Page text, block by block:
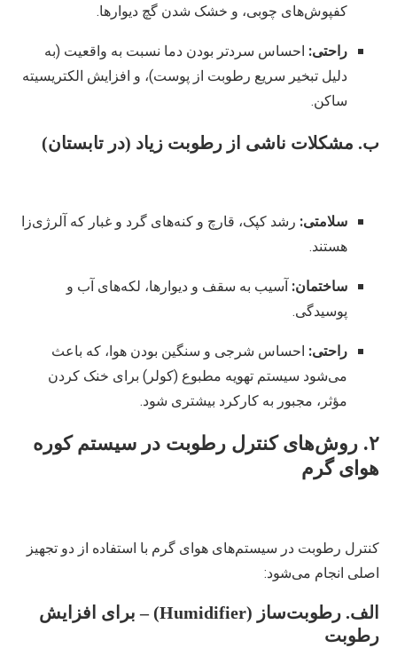
کفپوش‌های چوبی، و خشک شدن گچ دیوارها.
راحتی: احساس سردتر بودن دما نسبت به واقعیت (به
دلیل تبخیر سریع رطوبت از پوست)، و افزایش الکتریسیته
ساکن.
ب. مشکلات ناشی از رطوبت زیاد (در تابستان)
سلامتی: رشد کپک، قارچ و کنه‌های گرد و غبار که آلرژی‌زا
هستند.
ساختمان: آسیب به سقف و دیوارها، لکه‌های آب و
پوسیدگی.
راحتی: احساس شرجی و سنگین بودن هوا، که باعث
می‌شود سیستم تهویه مطبوع (کولر) برای خنک کردن
مؤثر، مجبور به کارکرد بیشتری شود.
۲. روش‌های کنترل رطوبت در سیستم کوره
هوای گرم
کنترل رطوبت در سیستم‌های هوای گرم با استفاده از دو تجهیز
اصلی انجام می‌شود:
الف. رطوبت‌ساز (Humidifier) – برای افزایش
رطوبت